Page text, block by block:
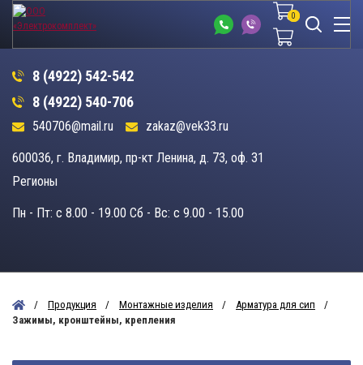
8 (4922) 542-542
8 (4922) 540-706
540706@mail.ru zakaz@vek33.ru
600036, г. Владимир, пр-кт Ленина, д. 73, оф. 31
Регионы
Пн - Пт: c 8.00 - 19.00 Сб - Вс: c 9.00 - 15.00
00
Продукция Монтажные изделия
Арматура для сип
Зажимы, кронштейны, крепления